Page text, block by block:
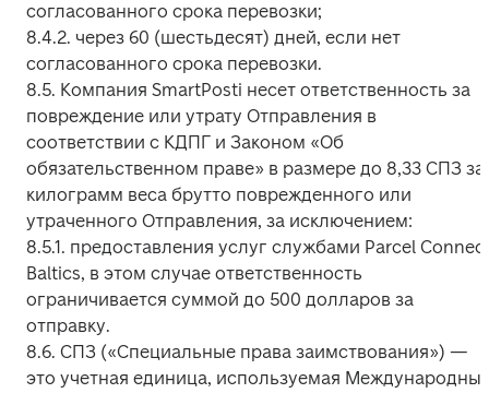
согласованного срока перевозки;
8.4.2. через 60 (шестьдесят) дней, если нет
согласованного срока перевозки.
8.5. Компания SmartPosti несет ответственность за
повреждение или утрату Отправления в
соответствии с КДПГ и Законом «Об
обязательственном праве» в размере до 8,33 СПЗ за
килограмм веса брутто поврежденного или
утраченного Отправления, за исключением:
8.5.1. предоставления услуг службами Parcel
Baltics, в этом случае ответственность
ограничивается суммой до 500 долларов за
отправку.
8.6. СПЗ («Специальные права заимствования») —
это учетная единица, используемая